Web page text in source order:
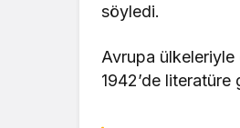
söyledi.
Avrupa ülkeleriyle
1942’de